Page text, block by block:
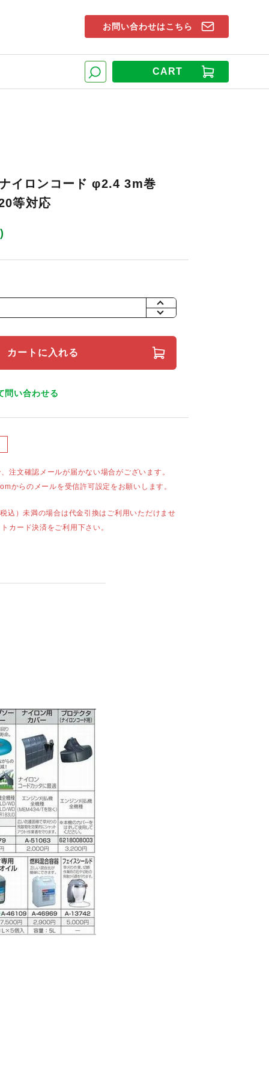
CART
お問い合わせはこちら
イロンコード φ2.4 3m巻
等対応
+
カートに入れる
問い合わせる
注文確認メールが届かない場合がございます。
からのメールを受信許可設定をお願いします。
込）未満の場合は代金引換はご利用いただけませ
カード決済をご利用下さい。